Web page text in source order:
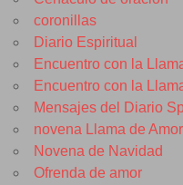
coronillas
Diario Espiritual
Encuentro con la
Encuentro con la
Mensajes del Diario
novena Llama de Amor
Novena de Navidad
Ofrenda de amor